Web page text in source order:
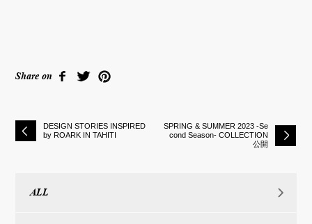
Share on
DESIGN STORIES INSPIRED
by ROARK IN TAHITI
SPRING & SUMMER 2023 -Se
cond Season- COLLECTION
公開
ALL